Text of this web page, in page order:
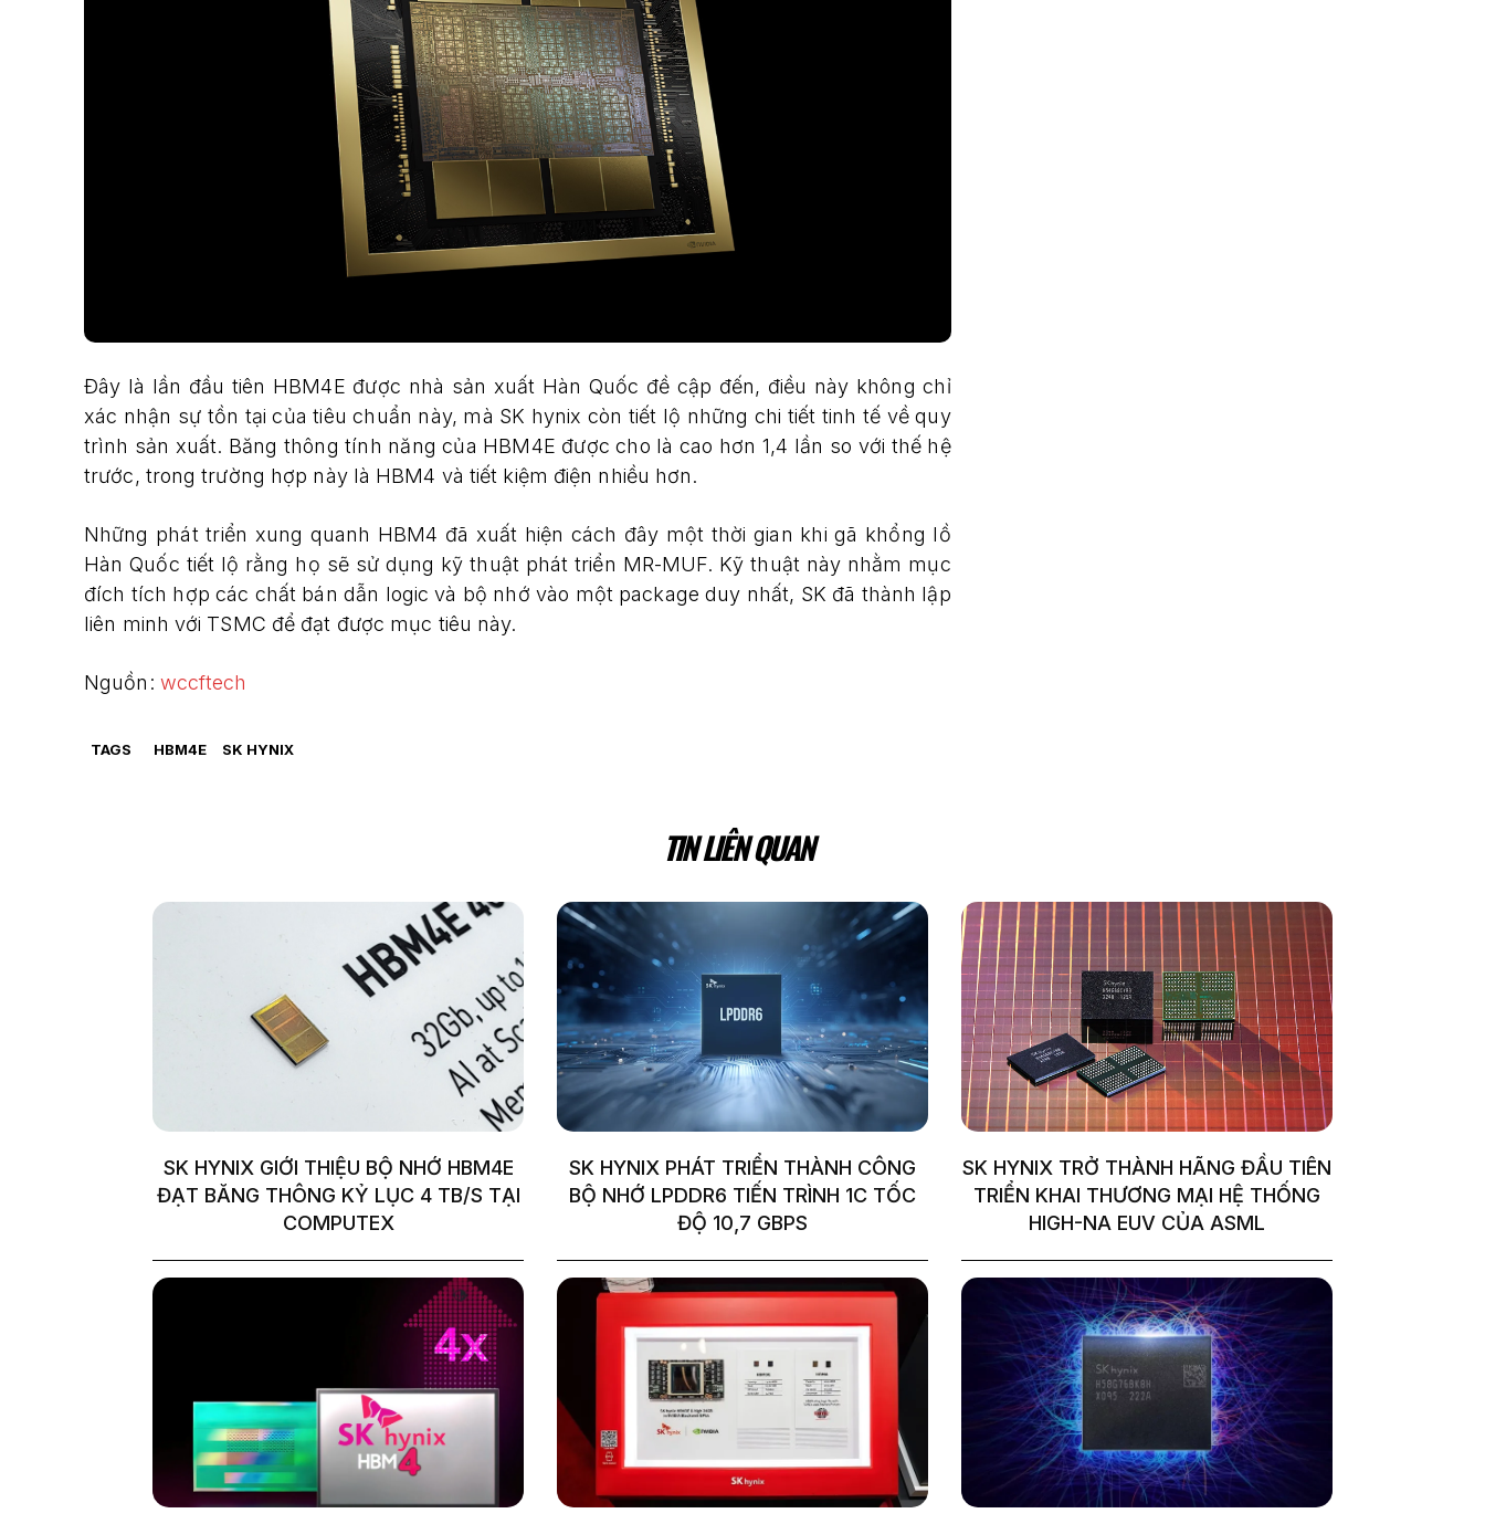
Đây là lần đầu tiên HBM4E được nhà sản xuất Hàn Quốc đề cập đến, điều này không chỉ
xác nhận sự tồn tại của tiêu chuẩn này, mà SK hynix còn tiết lộ những chi tiết tinh tế về quy
trình sản xuất. Băng thông tính năng của HBM4E được cho là cao hơn 1,4 lần so với thế hệ
trước, trong trường hợp này là HBM4 và tiết kiệm điện nhiều hơn.
Những phát triển xung quanh HBM4 đã xuất hiện cách đây một thời gian khi gã khổng lồ
Hàn Quốc tiết lộ rằng họ sẽ sử dụng kỹ thuật phát triển MR-MUF. Kỹ thuật này nhằm mục
đích tích hợp các chất bán dẫn logic và bộ nhớ vào một package duy nhất, SK đã thành lập
liên minh với TSMC để đạt được mục tiêu này.
Nguồn: wccftech
TAGS HBM4E SK HYNIX
TIN LIÊN QUAN
SK HYNIX GIỚI THIỆU BỘ NHỚ HBM4E
ĐẠT BĂNG THÔNG KỶ LỤC 4 TB/S TẠI
COMPUTEX
SK HYNIX PHÁT TRIỂN THÀNH CÔNG
BỘ NHỚ LPDDR6 TIẾN TRÌNH 1C TỐC
ĐỘ 10,7 GBPS
SK HYNIX TRỞ THÀNH HÃNG ĐẦU TIÊN
TRIỂN KHAI THƯƠNG MẠI HỆ THỐNG
HIGH-NA EUV CỦA ASML